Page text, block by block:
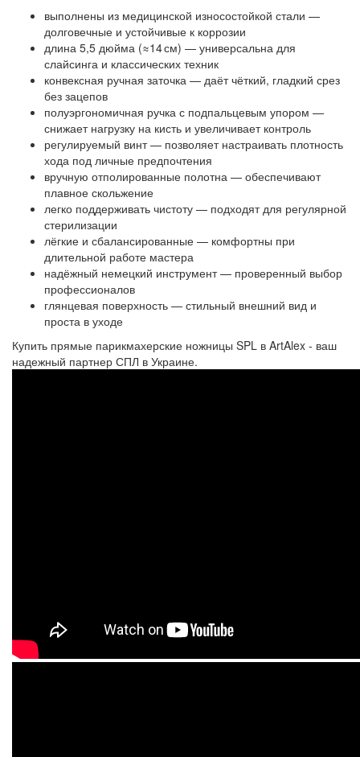
выполнены из медицинской износостойкой стали —
долговечные и устойчивые к коррозии
длина 5,5 дюйма (≈14 см) — универсальна для
слайсинга и классических техник
конвексная ручная заточка — даёт чёткий, гладкий срез
без зацепов
полуэргономичная ручка с подпальцевым упором —
снижает нагрузку на кисть и увеличивает контроль
регулируемый винт — позволяет настраивать плотность
хода под личные предпочтения
вручную отполированные полотна — обеспечивают
плавное скольжение
легко поддерживать чистоту — подходят для регулярной
стерилизации
лёгкие и сбалансированные — комфортны при
длительной работе мастера
надёжный немецкий инструмент — проверенный выбор
профессионалов
глянцевая поверхность — стильный внешний вид и
проста в уходе
Купить прямые парикмахерские ножницы SPL в ArtAlex - ваш
надежный партнер СПЛ в Украине.